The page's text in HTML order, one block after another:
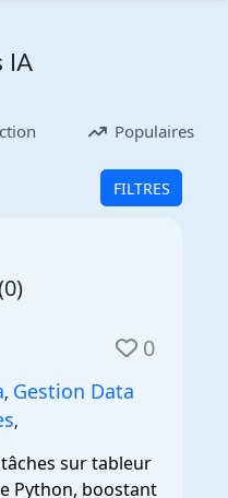
IA
Populaires
FILTRES
0
, Gestion Data
,
sur tableur
Python, boostant